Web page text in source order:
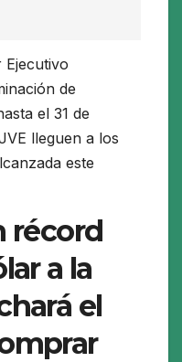
Ejecutivo
de
el 31 de
lleguen a los
este
récord
a la
el